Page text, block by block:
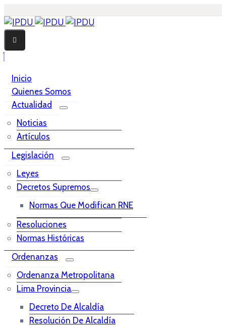
Inicio
Quienes Somos
Actualidad
Noticias
Artículos
Legislación
Leyes
Decretos Supremos
Normas Que Modifican RNE
Resoluciones
Normas Históricas
Ordenanzas
Ordenanza Metropolitana
Lima Provincia
Decreto De Alcaldía
Resolución De Alcaldía